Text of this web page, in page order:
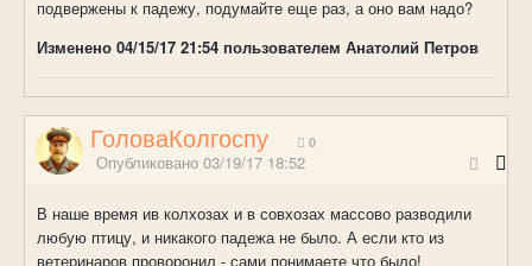
подвержены к падежу, подумайте еще раз, а оно вам надо?
Изменено 04/15/17 21:54 пользователем Анатолий Петров
ГоловаКолгоспу 0
Опубликовано 03/19/17 18:52
В наше время ив колхозах и в совхозах массово разводили
любую птицу, и никакого падежа не было. А если кто из
ветеринаров проворонил - сами понимаете что было!